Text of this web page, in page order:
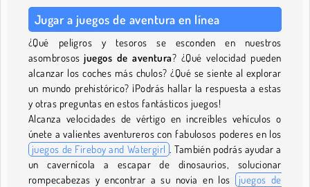
Jugar a juegos de aventura en línea
¿Qué peligros y tesoros se esconden en nuestros
asombrososjuegos de aventura? ¿Qué velocidad pueden
alcanzar los coches más chulos? ¿Qué se siente al explorar
un mundo prehistórico? ¡Podrás hallar la respuesta a estas
y otras preguntas en estos fantásticos juegos!
Alcanza velocidades de vértigo en increíbles vehículos o
únete a valientes aventureros con fabulosos poderes en los
juegos de Fireboy and Watergirl . También podrás ayudar a
un cavernícola a escapar de dinosaurios, solucionar
rompecabezas y encontrar a su novia en los
juegos de